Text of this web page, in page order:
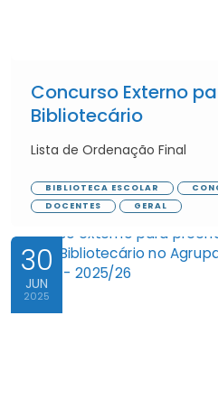
Concurso Externo
Bibliotecário
Lista de Ordenação Final
BIBLIOTECA ESCOLAR
DOCENTES
GERAL
30
JUN
2025